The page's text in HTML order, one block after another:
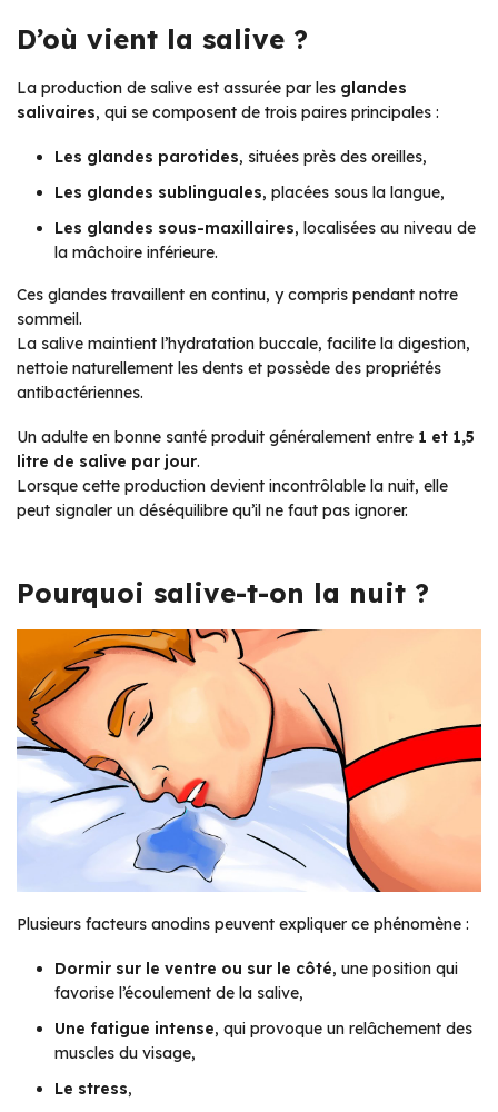
D’où vient la salive ?
La production de salive est assurée par les glandes
salivaires, qui se composent de trois paires principales :
Les glandes parotides, situées près des oreilles,
Les glandes sublinguales, placées sous la langue,
Les glandes sous-maxillaires, localisées au niveau de
la mâchoire inférieure.
Ces glandes travaillent en continu, y compris pendant notre
sommeil.
La salive maintient l’hydratation buccale, facilite la digestion,
nettoie naturellement les dents et possède des propriétés
antibactériennes.
Un adulte en bonne santé produit généralement entre 1 et 1,5
litre de salive par jour.
Lorsque cette production devient incontrôlable la nuit, elle
peut signaler un déséquilibre qu’il ne faut pas ignorer.
Pourquoi salive-t-on la nuit ?
Plusieurs facteurs anodins peuvent expliquer ce phénomène :
Dormir sur le ventre ou sur le côté, une position qui
favorise l’écoulement de la salive,
Une fatigue intense, qui provoque un relâchement des
muscles du visage,
Le stress,